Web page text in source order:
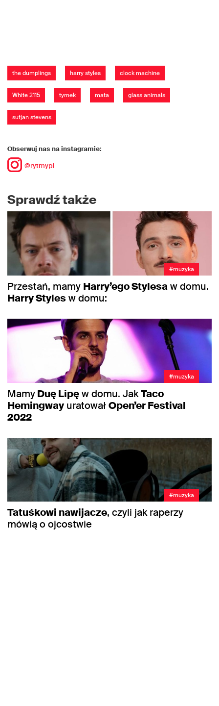
the dumplings harry styles clock machine
White 2115 tymek mata glass animals
sufjan stevens
Obserwuj nas na instagramie:
@rytmypl
Sprawdź także
#muzyka
Przestań, mamy Harry’ego Stylesaw domu.
Harry Styles w domu:
#muzyka
MamyDuę Lipęw domu. JakTaco
Hemingway uratowałOpen’er Festival
2022
#muzyka
Tatuśkowi nawijacze, czyli jak raperzy
mówią o ojcostwie